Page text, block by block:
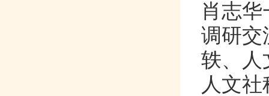
肖志
调研交
轶、
人文社